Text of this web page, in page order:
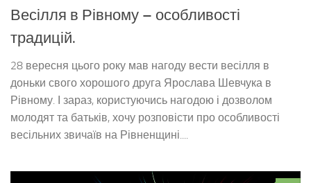
Весілля в Рівному – особливості
традицій.
28 вересня цього року мав нагоду вести весілля в
доньки свого хорошого друга Ярослава Шевчука в
Рівному. І зараз, користуючись нагодою і дозволом
молодят та батьків, хочу розповісти про особливості
весільних звичаїв на Рівненщині....